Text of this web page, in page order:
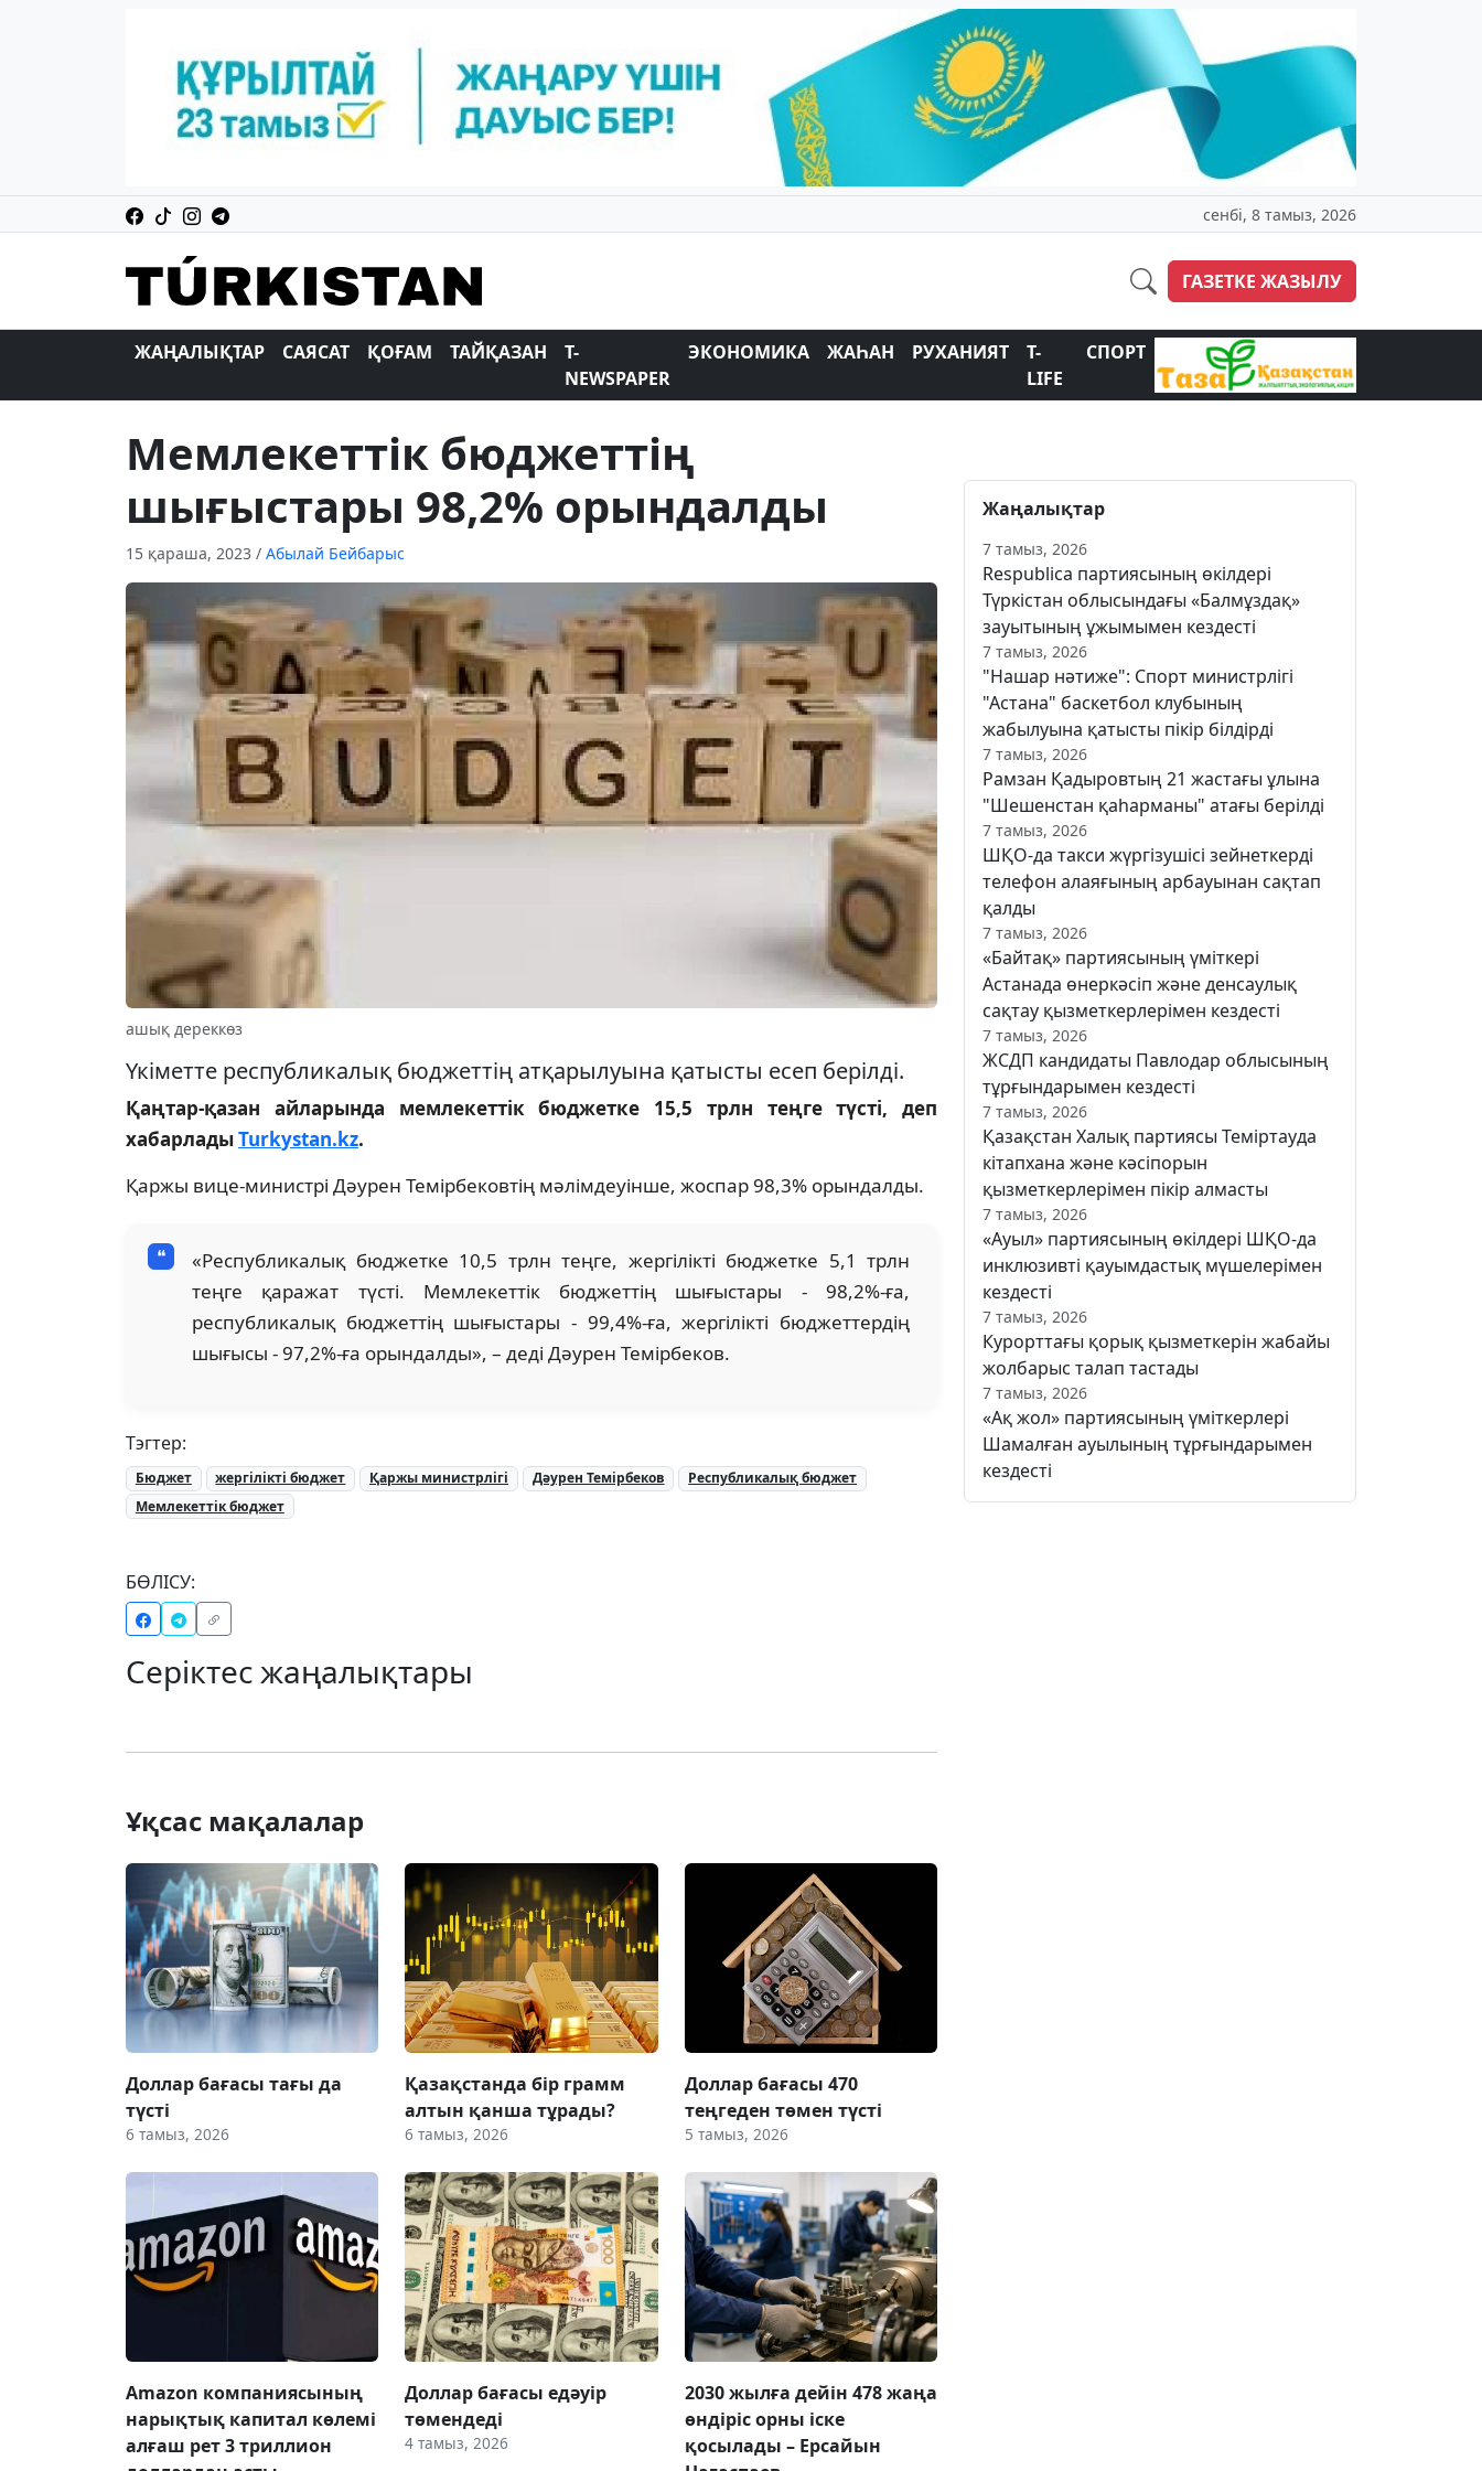
сенбі, 8 тамыз, 2026
ГАЗЕТКЕ ЖАЗЫЛУ
ЖАҢАЛЫҚТАР САЯСАТ ҚОҒАМ ТАЙҚАЗАН
T-
NEWSPAPER
ЭКОНОМИКА ЖАҺАН РУХАНИЯТ
T-
LIFE
СПОРТ
Мемлекеттік бюджеттің
шығыстары 98,2% орындалды
15 қараша, 2023 / Абылай Бейбарыс
ашық дереккөз
Үкіметте республикалық бюджеттің атқарылуына қатысты есеп берілді.
Қаңтар-қазан айларында мемлекеттік бюджетке 15,5 трлн теңге түсті, деп
хабарладыTurkystan.kz.
Қаржы вице-министрі Дәурен Темірбековтің мәлімдеуінше, жоспар 98,3% орындалды.
«Республикалық бюджетке 10,5 трлн теңге, жергілікті бюджетке 5,1 трлн
теңге қаражат түсті. Мемлекеттік бюджеттің шығыстары - 98,2%-ға,
республикалық бюджеттің шығыстары - 99,4%-ға, жергілікті бюджеттердің
шығысы - 97,2%-ға орындалды», – деді Дәурен Темірбеков.
Тэгтер:
Бюджет жергілікті бюджет Қаржы министрлігі Дәурен Темірбеков
Республикалық бюджет
Мемлекеттік бюджет
БӨЛІСУ:
Серіктес жаңалықтары
Ұқсас мақалалар
Доллар бағасы тағы да
түсті
6 тамыз, 2026
Қазақстанда бір грамм
алтын қанша тұрады?
6 тамыз, 2026
Доллар бағасы 470
теңгеден төмен түсті
5 тамыз, 2026
Amazon компаниясының
нарықтық капитал көлемі
алғаш рет 3 триллион
Доллар бағасы едәуір
төмендеді
4 тамыз, 2026
2030 жылға дейін 478 жаңа
өндіріс орны іске
қосылады – Ерсайын
Жаңалықтар
7 тамыз, 2026
Respublica партиясының өкілдері
Түркістан облысындағы «Балмұздақ»
зауытының ұжымымен кездесті
7 тамыз, 2026
"Нашар нәтиже": Спорт министрлігі
"Астана" баскетбол клубының
жабылуына қатысты пікір білдірді
7 тамыз, 2026
Рамзан Қадыровтың 21 жастағы ұлына
"Шешенстан қаһарманы" атағы берілді
7 тамыз, 2026
ШҚО-да такси жүргізушісі зейнеткерді
телефон алаяғының арбауынан сақтап
қалды
7 тамыз, 2026
«Байтақ» партиясының үміткері
Астанада өнеркәсіп және денсаулық
сақтау қызметкерлерімен кездесті
7 тамыз, 2026
ЖСДП кандидаты Павлодар облысының
тұрғындарымен кездесті
7 тамыз, 2026
Қазақстан Халық партиясы Теміртауда
кітапхана және кәсіпорын
қызметкерлерімен пікір алмасты
7 тамыз, 2026
«Ауыл» партиясының өкілдері ШҚО-да
инклюзивті қауымдастық мүшелерімен
кездесті
7 тамыз, 2026
Курорттағы қорық қызметкерін жабайы
жолбарыс талап тастады
7 тамыз, 2026
«Ақ жол» партиясының үміткерлері
Шамалған ауылының тұрғындарымен
кездесті